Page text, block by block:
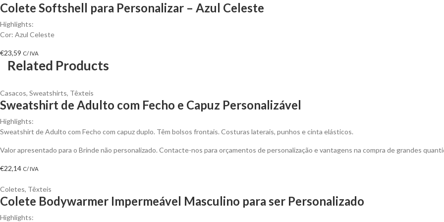
Colete Softshell para Personalizar – Azul Celeste
Highlights:
Cor: Azul Celeste
€23,59 C/ IVA
Related Products
Casacos, Sweatshirts, Têxteis
Sweatshirt de Adulto com Fecho e Capuz Personalizável
Highlights:
Sweatshirt de Adulto com Fecho com capuz duplo. Têm bolsos frontais. Costuras laterais, punhos e cinta elásticos.
Valor apresentado para o Brinde não personalizado. Contacte-nos para orçamentos de personalização e vantagens na compra de grandes
€22,14 C/ IVA
Coletes, Têxteis
Colete Bodywarmer Impermeável Masculino para ser Personalizado
Highlights: